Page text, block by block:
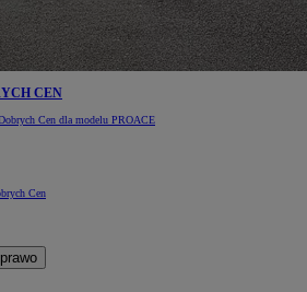
CEN
Cen dla modelu PROACE
Cen